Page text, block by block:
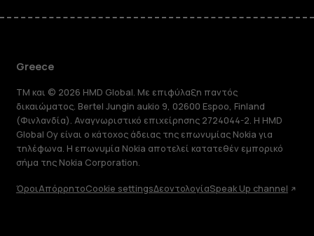
Greece
TM και © 2026 HMD Global. Με επιφύλαξη παντός
δικαιώματος. Bertel Jungin aukio 9, 02600 Espoo, Finland
(Φινλανδία). Αναγνωριστικό επιχείρησης 2724044-2. Η HMD
Global Oy είναι ο κάτοχος άδειας της επωνυμίας Nokia για
τηλέφωνα. Η επωνυμία Nokia αποτελεί κατατεθέν εμπορικό
σήμα της Nokia Corporation.
ΌροιΑπόρρητοCookie settingsΔεοντολογίαSpeak Up channel